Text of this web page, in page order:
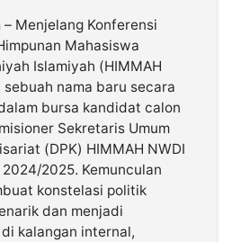
– Menjelang Konferensi
Mahasiswa
Islamiyah (HIMMAH
nama baru secara
bursa kandidat calon
Sekretaris Umum
(DPK) HIMMAH NWDI
2025. Kemunculan
konstelasi politik
dan menjadi
kalangan internal,